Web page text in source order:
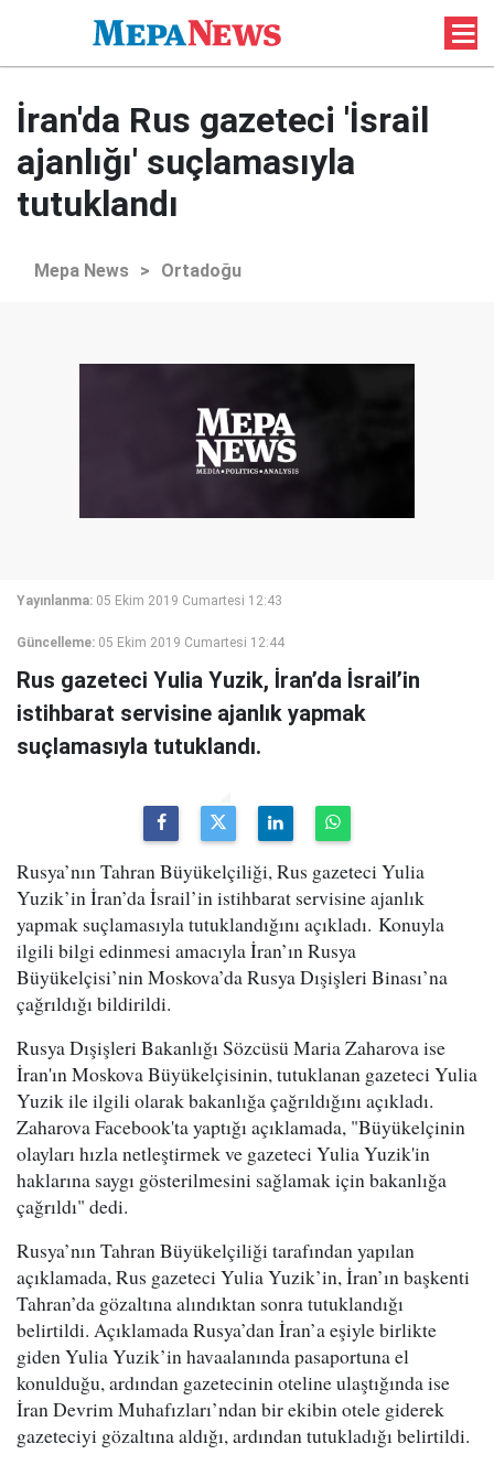
İran'da Rus gazeteci 'İsrail
ajanlığı' suçlamasıyla
tutuklandı
Mepa News > Ortadoğu
Yayınlanma: 05 Ekim 2019 Cumartesi 12:43
Güncelleme: 05 Ekim 2019 Cumartesi 12:44
Rus gazeteci Yulia Yuzik, İran’da İsrail’in
istihbarat servisine ajanlık yapmak
suçlamasıyla tutuklandı.
Rusya’nın Tahran Büyükelçiliği, Rus gazeteci Yulia
Yuzik’in İran’da İsrail’in istihbarat servisine ajanlık
yapmak suçlamasıyla tutuklandığını açıkladı. Konuyla
ilgili bilgi edinmesi amacıyla İran’ın Rusya
Büyükelçisi’nin Moskova’da Rusya Dışişleri Binası’na
çağrıldığı bildirildi.
Rusya Dışişleri Bakanlığı Sözcüsü Maria Zaharova ise
İran'ın Moskova Büyükelçisinin, tutuklanan gazeteci Yulia
Yuzik ile ilgili olarak bakanlığa çağrıldığını açıkladı.
Zaharova Facebook'ta yaptığı açıklamada, "Büyükelçinin
olayları hızla netleştirmek ve gazeteci Yulia Yuzik'in
haklarına saygı gösterilmesini sağlamak için bakanlığa
çağrıldı" dedi.
Rusya’nın Tahran Büyükelçiliği tarafından yapılan
açıklamada, Rus gazeteci Yulia Yuzik’in, İran’ın başkenti
Tahran’da gözaltına alındıktan sonra tutuklandığı
belirtildi. Açıklamada Rusya’dan İran’a eşiyle birlikte
giden Yulia Yuzik’in havaalanında pasaportuna el
konulduğu, ardından gazetecinin oteline ulaştığında ise
İran Devrim Muhafızları’ndan bir ekibin otele giderek
gazeteciyi gözaltına aldığı, ardından tutukladığı belirtildi.